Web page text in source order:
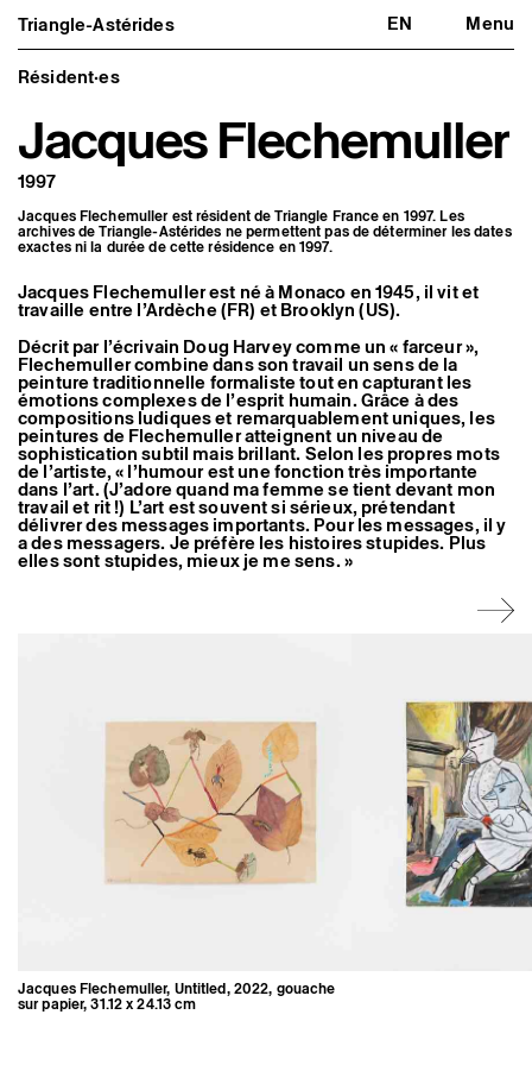
Triangle-Astérides EN Menu
Triangle-Astérides
Centre d’art contemporain
d’intérêt national
et résidence internationale d'artistes
Fermer
Présentation
À propos
Équipe et gouvernance
Formation professionnelle
Adhérer / nous soutenir
Informations pratiques
Programmation
Agenda : en cours et à venir
Expositions
Événements
Programmation éditoriale
Médiation
Publics associés
Les Nouveaux Commanditaires
Artistes résident·es et associé·es
Résident·es
Artistes associé·es
Hors-les-murs
Résident·es
Jacques Flechemuller
1997
Jacques Flechemuller est résident de Triangle France en 1997. Les
archives de Triangle-Astérides ne permettent pas de déterminer les dates
exactes ni la durée de cette résidence en 1997.
Jacques Flechemuller est né à Monaco en 1945, il vit et
travaille entre l’Ardèche (FR) et Brooklyn (US).
Décrit par l’écrivain Doug Harvey comme un « farceur »,
Flechemuller combine dans son travail un sens de la
peinture traditionnelle formaliste tout en capturant les
émotions complexes de l’esprit humain. Grâce à des
compositions ludiques et remarquablement uniques, les
peintures de Flechemuller atteignent un niveau de
sophistication subtil mais brillant. Selon les propres mots
de l’artiste, « l’humour est une fonction très importante
dans l’art. (J’adore quand ma femme se tient devant mon
travail et rit !) L’art est souvent si sérieux, prétendant
délivrer des messages importants. Pour les messages, il y
a des messagers. Je préfère les histoires stupides. Plus
elles sont stupides, mieux je me sens. »
Jacques Flechemuller, Untitled, 2022, gouache
sur papier, 31.12 x 24.13 cm